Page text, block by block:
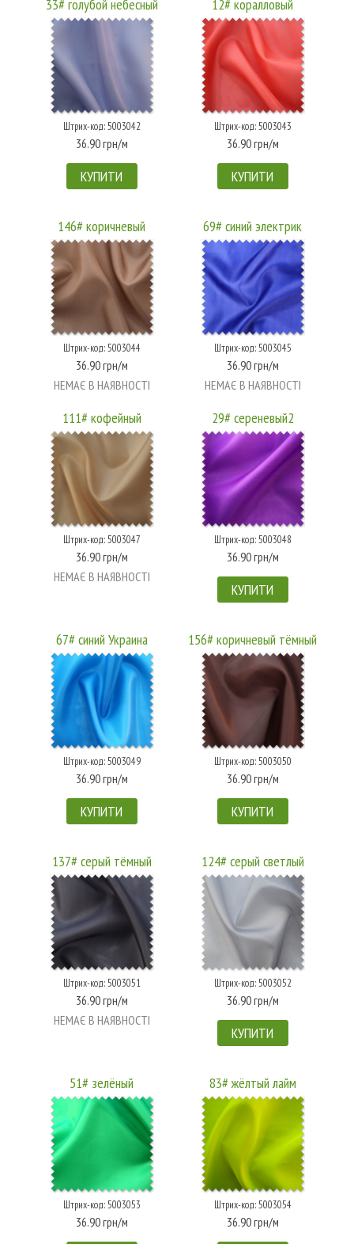
33# голубой небесный
Штрих-код: 5003042
36.90 грн/м
КУПИТИ
12# коралловый
Штрих-код: 5003043
36.90 грн/м
КУПИТИ
146# коричневый
Штрих-код: 5003044
36.90 грн/м
НЕМАЄ В НАЯВНОСТІ
69# синий электрик
Штрих-код: 5003045
36.90 грн/м
НЕМАЄ В НАЯВНОСТІ
111# кофейный
Штрих-код: 5003047
36.90 грн/м
НЕМАЄ В НАЯВНОСТІ
29# сереневый2
Штрих-код: 5003048
36.90 грн/м
КУПИТИ
67# синий Украина
Штрих-код: 5003049
36.90 грн/м
КУПИТИ
156# коричневый тёмный
Штрих-код: 5003050
36.90 грн/м
КУПИТИ
137# серый тёмный
Штрих-код: 5003051
36.90 грн/м
НЕМАЄ В НАЯВНОСТІ
124# серый светлый
Штрих-код: 5003052
36.90 грн/м
КУПИТИ
51# зелёный
Штрих-код: 5003053
36.90 грн/м
83# жёлтый лайм
Штрих-код: 5003054
36.90 грн/м